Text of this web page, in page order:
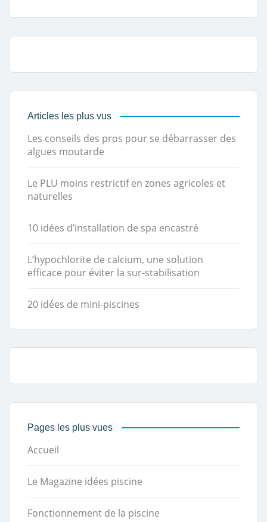
Articles les plus vus
Les conseils des pros pour se débarrasser des
algues moutarde
Le PLU moins restrictif en zones agricoles et
naturelles
10 idées d’installation de spa encastré
L’hypochlorite de calcium, une solution
efficace pour éviter la sur-stabilisation
20 idées de mini-piscines
Pages les plus vues
Accueil
Le Magazine idées piscine
Fonctionnement de la piscine